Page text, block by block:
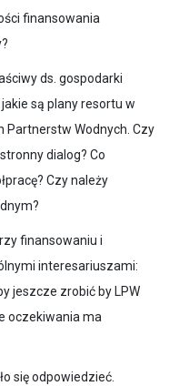
finansowania
ds. gospodarki
są plany resortu w
Partnerstw Wodnych. Czy
dialog? Co
Czy należy
finansowaniu i
interesariuszami:
jeszcze zrobić by LPW
oczekiwania ma
się odpowiedzieć.